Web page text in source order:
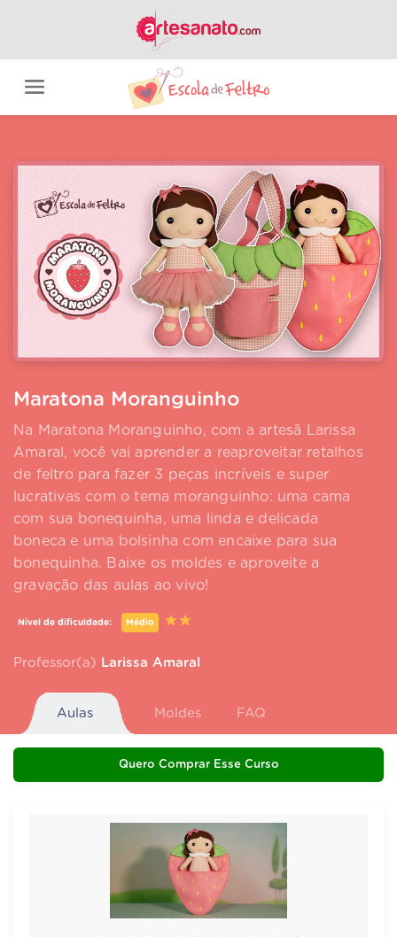
Maratona Moranguinho
Na Maratona Moranguinho, com a artesã Larissa
Amaral, você vai aprender a reaproveitar retalhos
de feltro para fazer 3 peças incríveis e super
lucrativas com o tema moranguinho: uma cama
com sua bonequinha, uma linda e delicada
boneca e uma bolsinha com encaixe para sua
bonequinha. Baixe os moldes e aproveite a
gravação das aulas ao vivo!
Nível de dificuldade: Médio
Professor(a) Larissa Amaral
Aulas Moldes FAQ
Quero Comprar Esse Curso